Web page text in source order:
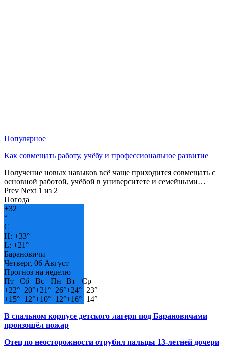
Популярное
Как совмещать работу, учёбу и профессиональное развитие
Получение новых навыков всё чаще приходится совмещать с
основной работой, учёбой в университете и семейными…
Prev Next 1 из 2
Погода
+32
°
C
H: +33°
L: +21°
Барановичи
Четверг, 06 Август
Прогноз на неделю
Пт
Сб Вс Пн Вт
Ср
+22°+20°+21°+26°+24°+23°
+15°+12°+10°+12°+16°+14°
В спальном корпусе детского лагеря под Барановичами
произошёл пожар
Отец по неосторожности отрубил пальцы 13-летней дочери